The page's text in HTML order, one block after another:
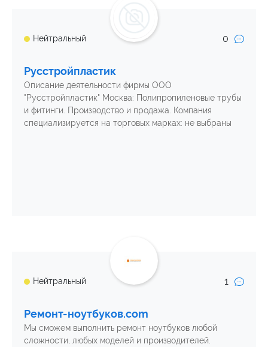
Нейтральный 0
Русстройпластик
Описание деятельности фирмы ООО
"Русстройпластик" Москва: Полипропиленовые трубы
и фитинги. Производство и продажа. Компания
специализируется на торговых марках: не выбраны
Нейтральный 1
Ремонт-ноутбуков.com
Мы сможем выполнить ремонт ноутбуков любой
сложности, любых моделей и производителей.